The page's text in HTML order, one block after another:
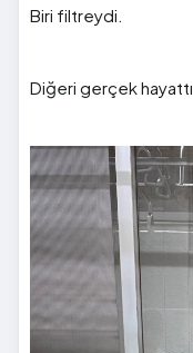
Biri filtreydi.
Diğeri gerçek hayattı.